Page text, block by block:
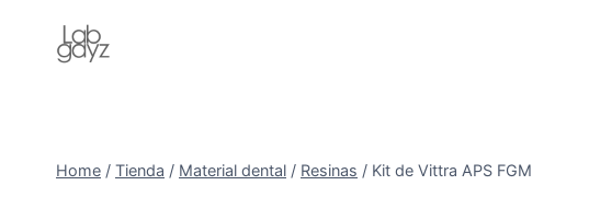
Home / Tienda / Material dental / Resinas / Kit de Vittra APS FGM